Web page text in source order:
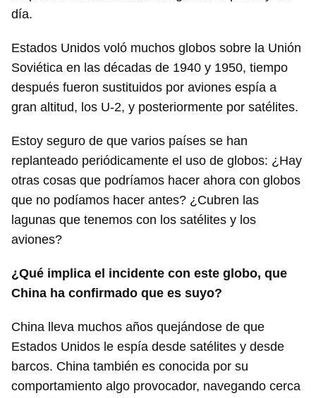
día.
Estados Unidos voló muchos globos sobre la Unión
Soviética en las décadas de 1940 y 1950, tiempo
después fueron sustituidos por aviones espía a
gran altitud, los U-2, y posteriormente por satélites.
Estoy seguro de que varios países se han
replanteado periódicamente el uso de globos: ¿Hay
otras cosas que podríamos hacer ahora con globos
que no podíamos hacer antes? ¿Cubren las
lagunas que tenemos con los satélites y los
aviones?
¿Qué implica el incidente con este globo, que
China ha confirmado que es suyo?
China lleva muchos años quejándose de que
Estados Unidos le espía desde satélites y desde
barcos. China también es conocida por su
comportamiento algo provocador, navegando cerca